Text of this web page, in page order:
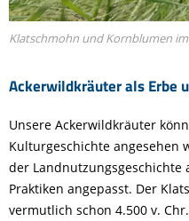
Ackerwildkräuter als Erbe
Klatschmohn und Kornblumen
Unsere Ackerwildkräuter
Kulturgeschichte angesehen
der
Praktiken angepasst. Der
vermutlich schon 4.500 v.